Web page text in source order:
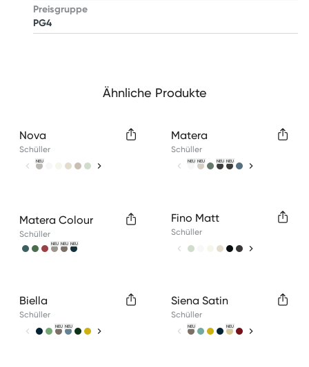
Preisgruppe
PG4
Ähnliche Produkte
Nova
Schüller
Available colors
NEU
Matera
Schüller
Available colors
NEU NEU NEU NEU
Matera Colour
Schüller
Available colors
NEU NEU NEU
Fino Matt
Schüller
Available colors
Biella
Schüller
Available colors
NEU NEU
Siena Satin
Schüller
Available colors
NEU NEU